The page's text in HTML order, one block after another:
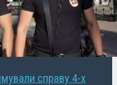
справу 4-х